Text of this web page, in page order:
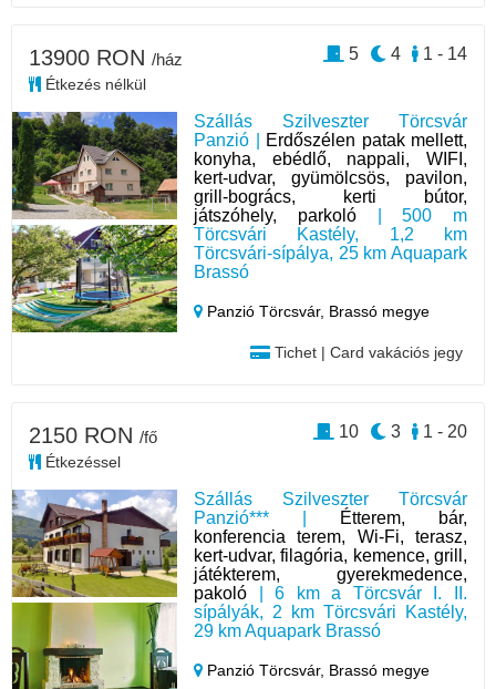
Szállás Szilveszter Törcsvár
Panzió |
Erdőszélen patak mellett,
konyha, ebédlő, nappali, WIFI,
kert-udvar, gyümölcsös, pavilon,
grill-bogrács, kerti bútor,
játszóhely, parkoló| 500 m
Törcsvári Kastély, 1,2 km
Törcsvári-sípálya, 25 km Aquapark
Brassó
Panzió Törcsvár, Brassó megye
Tichet | Card vakációs jegy
13900 RON /ház
Étkezés nélkül
1 - 14
4
5
Szállás Szilveszter Törcsvár
Panzió*** |
Étterem, bár,
konferencia terem, Wi-Fi, terasz,
kert-udvar, filagória, kemence, grill,
játékterem, gyerekmedence,
pakoló | 6 km a Törcsvár I. II.
sípályák, 2 km Törcsvári Kastély,
29 km Aquapark Brassó
Panzió Törcsvár, Brassó megye
2150 RON /fő
Étkezéssel
1 - 20
3
10